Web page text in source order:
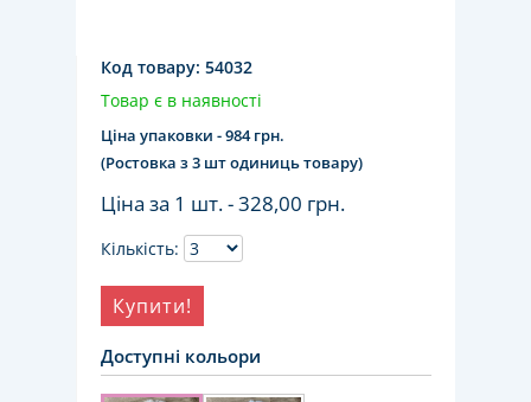
Код товару: 54032
Товар є в наявності
Ціна упаковки - 984 грн.
(Ростовка з 3 шт одиниць товару)
Ціна за 1 шт. -328,00 грн.
Кількість:
Купити!
Доступні кольори